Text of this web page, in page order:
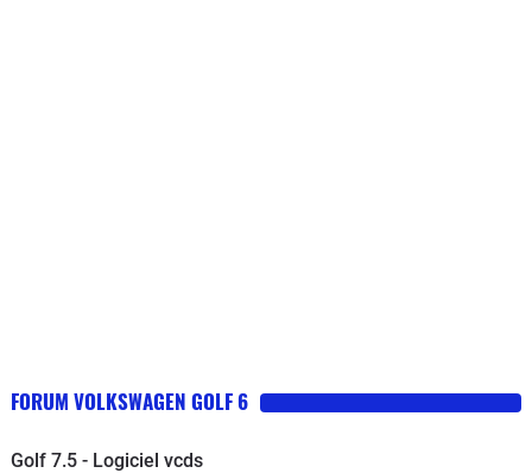
FORUM VOLKSWAGEN GOLF 6
Golf 7.5 - Logiciel vcds